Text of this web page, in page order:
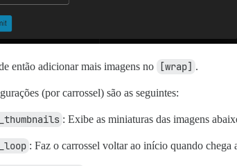
então adicionar mais imagens no [wrap] .
(por carrossel) são as seguintes:
: Exibe as miniaturas das imagens
: Faz o carrossel voltar ao início quando chega